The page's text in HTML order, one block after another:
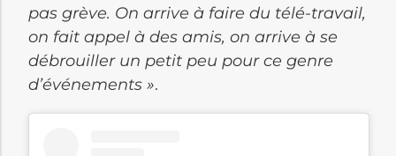
pas grève. On arrive à faire du télé-travail,
on fait appel à des amis, on arrive à se
débrouiller un petit peu pour ce genre
d’événements ».